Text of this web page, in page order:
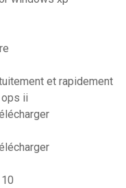
et rapidement
ii